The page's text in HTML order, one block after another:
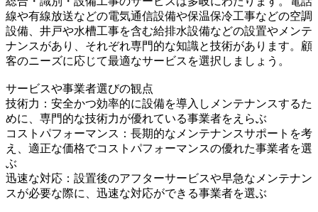
線や有線放送などの電気通信設備や保温保冷工事などの空調
設備、井戸や水槽工事を含む給排水設備などの設置やメンテ
ナンスがあり、それぞれ専門的な知識と技術があります。顧
客のニーズに応じて最適なサービスを選択しましょう。
サービスや事業者選びの観点
技術力：安全かつ効率的に設備を導入しメンテナンスするた
めに、専門的な技術力が優れている事業者をえらぶ
コストパフォーマンス：長期的なメンテナンスサポートを考
え、適正な価格でコストパフォーマンスの優れた事業者を選
ぶ
迅速な対応：設置後のアフターサービスや早急なメンテナン
スが必要な際に、迅速な対応ができる事業者を選ぶ